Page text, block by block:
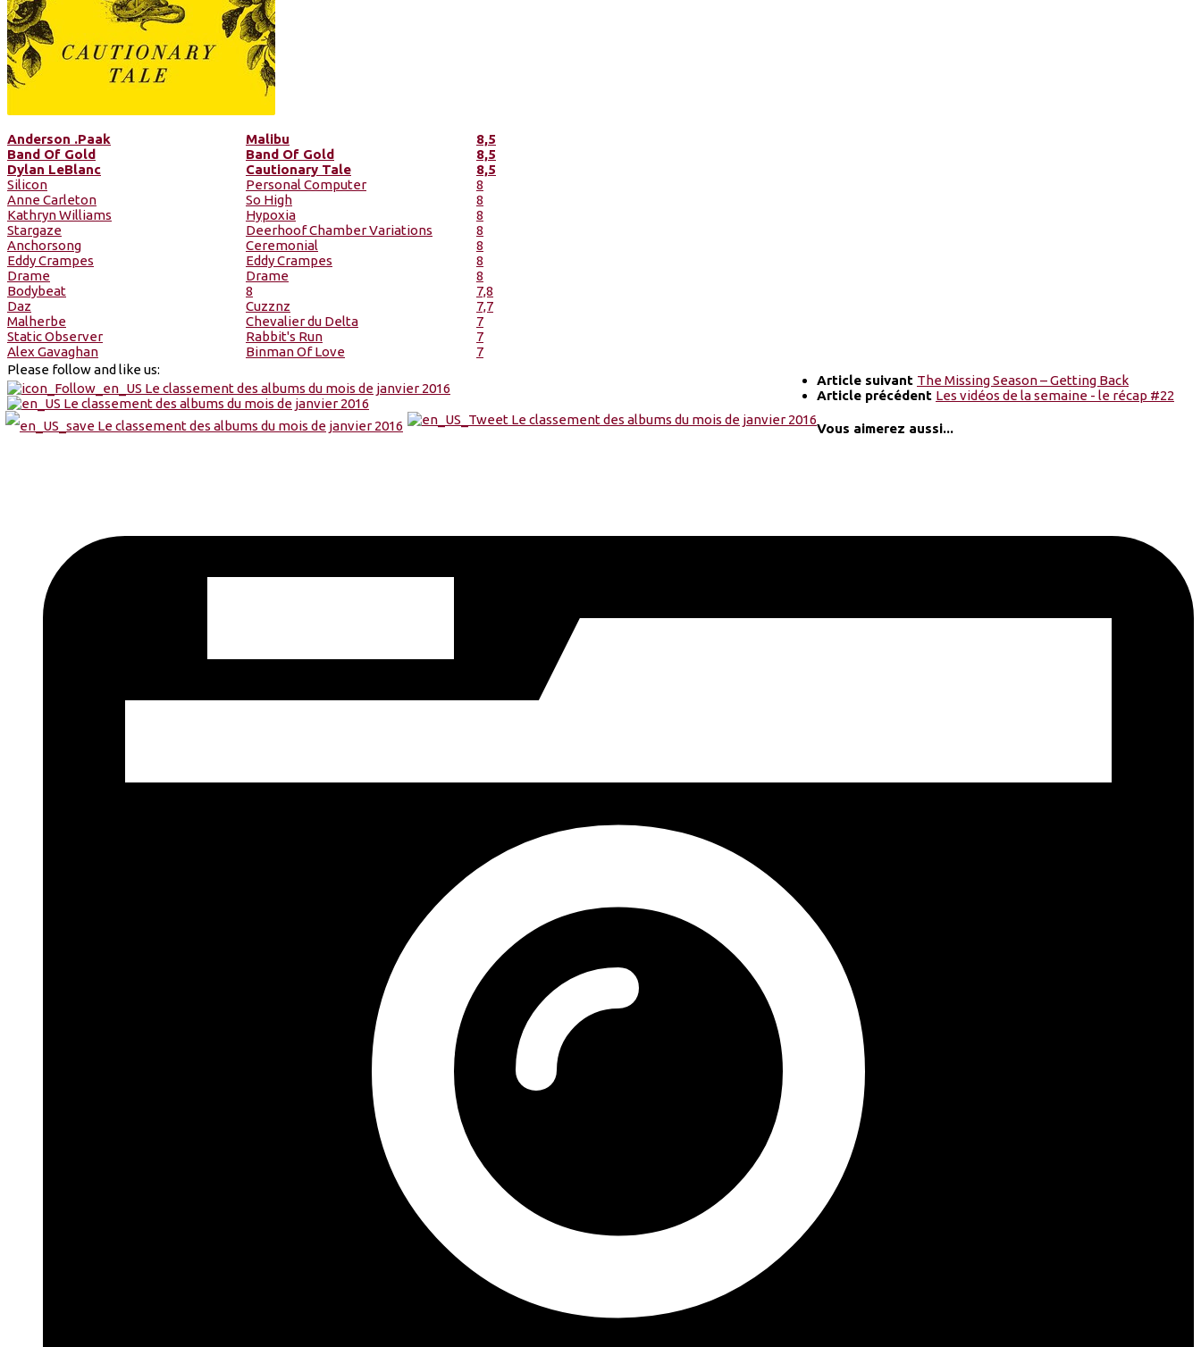
Anderson .Paak Malibu
8,5
Band Of Gold
Band Of Gold
8,5
Dylan LeBlanc
Cautionary Tale
8,5
Silicon
Personal Computer
8
Anne Carleton
So High
8
Kathryn Williams
Hypoxia
8
Stargaze
Deerhoof Chamber Variations
8
Anchorsong
Ceremonial
8
Eddy Crampes
Eddy Crampes
8
Drame
Drame
8
Bodybeat
8
7,8
Daz
Cuzznz
7,7
Malherbe
Chevalier du Delta
7
Static Observer
Rabbit's Run
7
Alex Gavaghan
Binman Of Love
7
Please follow and like us:
Article suivant The Missing Season – Getting Back
Article précédent Les vidéos de la semaine - le récap #22
Vous aimerez aussi...